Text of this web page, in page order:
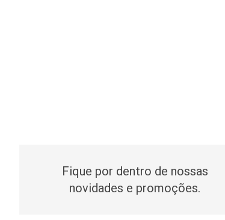
Fique por dentro de nossas
novidades e promoções.